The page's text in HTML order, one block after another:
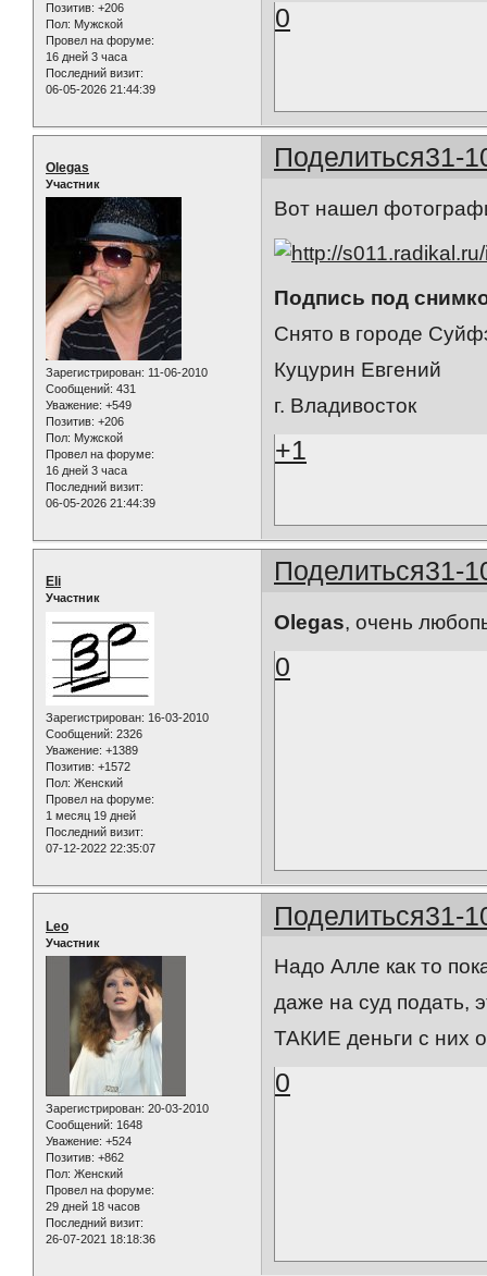
Позитив: +206
Пол: Мужской
Провел на форуме:
16 дней 3 часа
Последний визит:
06-05-2026 21:44:39
0
Поделиться31-
Olegas
Участник
Зарегистрирован: 11-06-2010
Сообщений: 431
Уважение: +549
Позитив: +206
Пол: Мужской
Провел на форуме:
16 дней 3 часа
Последний визит:
06-05-2026 21:44:39
Вот нашел
Подпись под
Снято в городе
Куцурин Евгений
г. Владивосток
+1
Поделиться31-
Eli
Участник
Зарегистрирован: 16-03-2010
Сообщений: 2326
Уважение: +1389
Позитив: +1572
Пол: Женский
Провел на форуме:
1 месяц 19 дней
Последний визит:
07-12-2022 22:35:07
Olegas, очень
0
Поделиться31-
Leo
Участник
Зарегистрирован: 20-03-2010
Сообщений: 1648
Уважение: +524
Позитив: +862
Пол: Женский
Провел на форуме:
29 дней 18 часов
Последний визит:
26-07-2021 18:18:36
Надо Алле как то
даже на суд подать,
ТАКИЕ деньги с них
0